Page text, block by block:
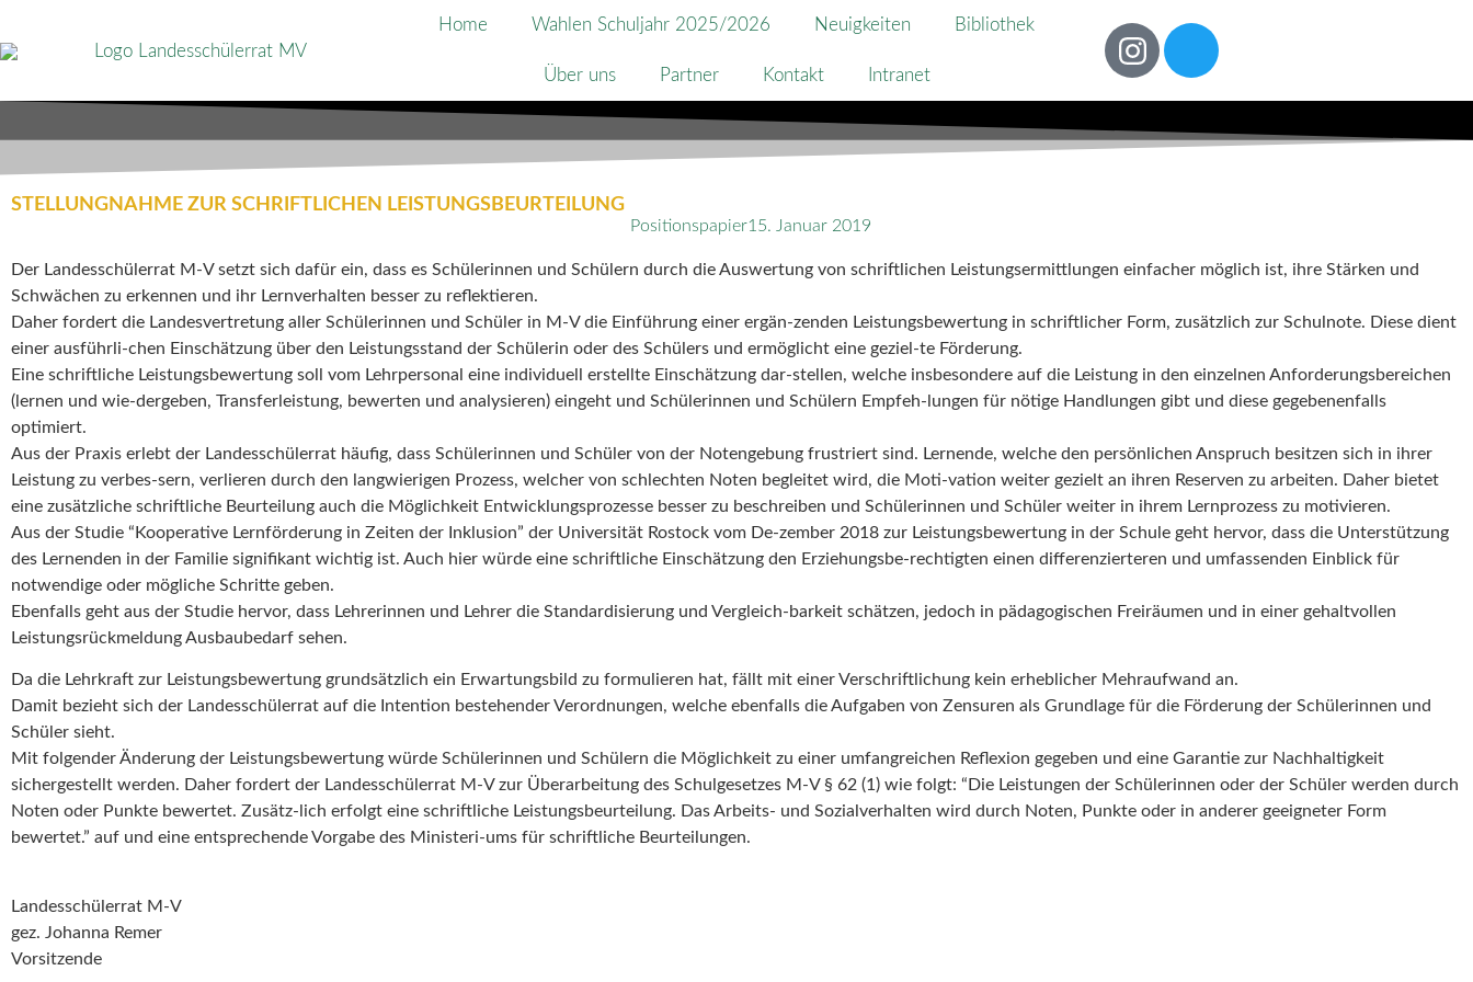
Home Wahlen Schuljahr 2025/2026 Neuigkeiten Bibliothek
Über uns Partner Kontakt Intranet
STELLUNGNAHME ZUR SCHRIFTLICHEN LEISTUNGSBEURTEILUNG
Positionspapier15. Januar 2019
Der Landesschülerrat M-V setzt sich dafür ein, dass es Schülerinnen und Schülern durch die Auswertung von schriftlichen Leistungsermittlungen einfacher möglich ist, ihre Stärken und
Schwächen zu erkennen und ihr Lernverhalten besser zu reflektieren.
Daher fordert die Landesvertretung aller Schülerinnen und Schüler in M-V die Einführung einer ergän-zenden Leistungsbewertung in schriftlicher Form, zusätzlich zur Schulnote. Diese dient
einer ausführli-chen Einschätzung über den Leistungsstand der Schülerin oder des Schülers und ermöglicht eine geziel-te Förderung.
Eine schriftliche Leistungsbewertung soll vom Lehrpersonal eine individuell erstellte Einschätzung dar-stellen, welche insbesondere auf die Leistung in den einzelnen Anforderungsbereichen
(lernen und wie-dergeben, Transferleistung, bewerten und analysieren) eingeht und Schülerinnen und Schülern Empfeh-lungen für nötige Handlungen gibt und diese gegebenenfalls
optimiert.
Aus der Praxis erlebt der Landesschülerrat häufig, dass Schülerinnen und Schüler von der Notengebung frustriert sind. Lernende, welche den persönlichen Anspruch besitzen sich in ihrer
Leistung zu verbes-sern, verlieren durch den langwierigen Prozess, welcher von schlechten Noten begleitet wird, die Moti-vation weiter gezielt an ihren Reserven zu arbeiten. Daher bietet
eine zusätzliche schriftliche Beurteilung auch die Möglichkeit Entwicklungsprozesse besser zu beschreiben und Schülerinnen und Schüler weiter in ihrem Lernprozess zu motivieren.
Aus der Studie “Kooperative Lernförderung in Zeiten der Inklusion” der Universität Rostock vom De-zember 2018 zur Leistungsbewertung in der Schule geht hervor, dass die Unterstützung
des Lernenden in der Familie signifikant wichtig ist. Auch hier würde eine schriftliche Einschätzung den Erziehungsbe-rechtigten einen differenzierteren und umfassenden Einblick für
notwendige oder mögliche Schritte geben.
Ebenfalls geht aus der Studie hervor, dass Lehrerinnen und Lehrer die Standardisierung und Vergleich-barkeit schätzen, jedoch in pädagogischen Freiräumen und in einer gehaltvollen
Leistungsrückmeldung Ausbaubedarf sehen.
Da die Lehrkraft zur Leistungsbewertung grundsätzlich ein Erwartungsbild zu formulieren hat, fällt mit einer Verschriftlichung kein erheblicher Mehraufwand an.
Damit bezieht sich der Landesschülerrat auf die Intention bestehender Verordnungen, welche ebenfalls die Aufgaben von Zensuren als Grundlage für die Förderung der Schülerinnen und
Schüler sieht.
Mit folgender Änderung der Leistungsbewertung würde Schülerinnen und Schülern die Möglichkeit zu einer umfangreichen Reflexion gegeben und eine Garantie zur Nachhaltigkeit
sichergestellt werden. Daher fordert der Landesschülerrat M-V zur Überarbeitung des Schulgesetzes M-V § 62 (1) wie folgt: “Die Leistungen der Schülerinnen oder der Schüler werden durch
Noten oder Punkte bewertet. Zusätz-lich erfolgt eine schriftliche Leistungsbeurteilung. Das Arbeits- und Sozialverhalten wird durch Noten, Punkte oder in anderer geeigneter Form
bewertet.” auf und eine entsprechende Vorgabe des Ministeri-ums für schriftliche Beurteilungen.
Landesschülerrat M-V
gez. Johanna Remer
Vorsitzende